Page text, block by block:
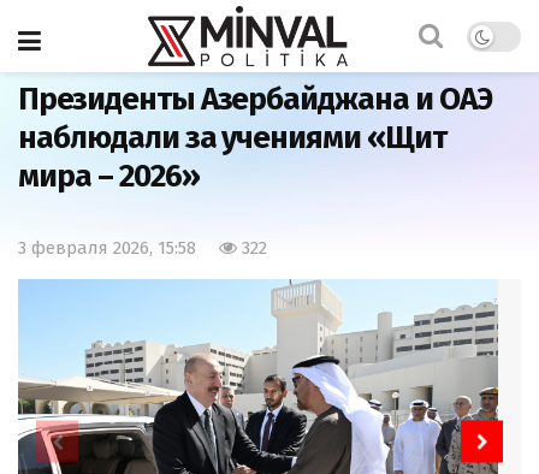
Главная
Президенты Азербайджана и ОАЭ
наблюдали за учениями «Щит
мира – 2026»
3 февраля 2026, 15:58 322